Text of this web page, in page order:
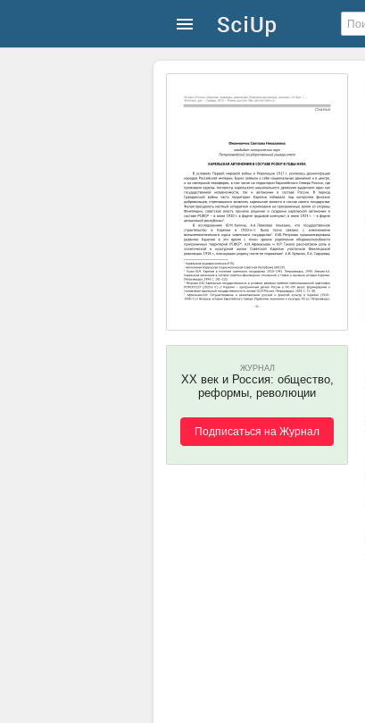
ЖУРНАЛ
ХХ век и Россия: общество,
реформы, революции
Подписаться на Журнал